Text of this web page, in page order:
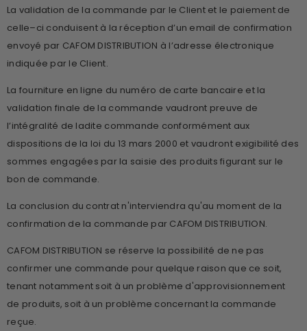
La validation de la commande par le Client et le paiement de
celle–ci conduisent à la réception d’un email de confirmation
envoyé par CAFOM DISTRIBUTION à l’adresse électronique
indiquée par le Client.
La fourniture en ligne du numéro de carte bancaire et la
validation finale de la commande vaudront preuve de
l’intégralité de ladite commande conformément aux
dispositions de la loi du 13 mars 2000 et vaudront exigibilité des
sommes engagées par la saisie des produits figurant sur le
bon de commande.
La conclusion du contrat n'interviendra qu'au moment de la
confirmation de la commande par CAFOM DISTRIBUTION.
CAFOM DISTRIBUTION se réserve la possibilité de ne pas
confirmer une commande pour quelque raison que ce soit,
tenant notamment soit à un problème d'approvisionnement
de produits, soit à un problème concernant la commande
reçue.